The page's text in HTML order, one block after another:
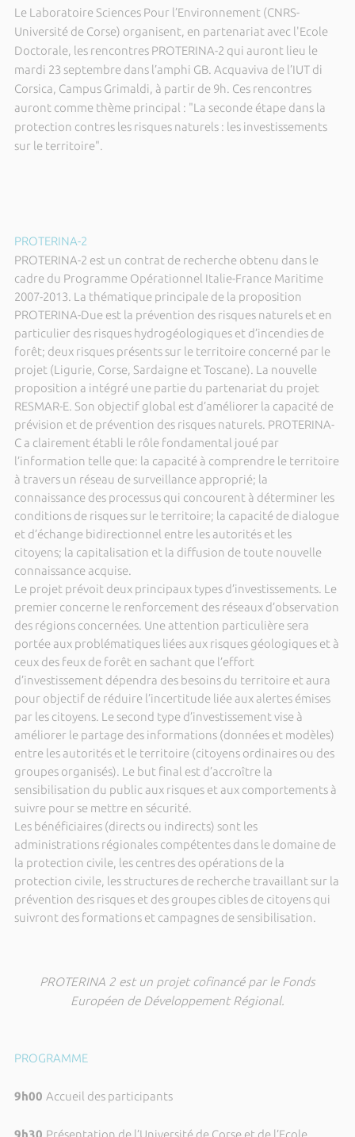
Le Laboratoire Sciences Pour l’Environnement (CNRS-
Université de Corse) organisent, en partenariat avec l'Ecole
Doctorale, les rencontres PROTERINA-2 qui auront lieu le
mardi 23 septembre dans l’amphi GB. Acquaviva de l’IUT di
Corsica, Campus Grimaldi, à partir de 9h. Ces rencontres
auront comme thème principal : "La seconde étape dans la
protection contres les risques naturels : les investissements
sur le territoire".
PROTERINA-2
PROTERINA-2 est un contrat de recherche obtenu dans le
cadre du Programme Opérationnel Italie-France Maritime
2007-2013. La thématique principale de la proposition
PROTERINA-Due est la prévention des risques naturels et en
particulier des risques hydrogéologiques et d’incendies de
forêt; deux risques présents sur le territoire concerné par le
projet (Ligurie, Corse, Sardaigne et Toscane). La nouvelle
proposition a intégré une partie du partenariat du projet
RESMAR-E. Son objectif global est d’améliorer la capacité de
prévision et de prévention des risques naturels. PROTERINA-
C a clairement établi le rôle fondamental joué par
l’information telle que: la capacité à comprendre le territoire
à travers un réseau de surveillance approprié; la
connaissance des processus qui concourent à déterminer les
conditions de risques sur le territoire; la capacité de dialogue
et d’échange bidirectionnel entre les autorités et les
citoyens; la capitalisation et la diffusion de toute nouvelle
connaissance acquise.
Le projet prévoit deux principaux types d’investissements. Le
premier concerne le renforcement des réseaux d’observation
des régions concernées. Une attention particulière sera
portée aux problématiques liées aux risques géologiques et à
ceux des feux de forêt en sachant que l’effort
d’investissement dépendra des besoins du territoire et aura
pour objectif de réduire l’incertitude liée aux alertes émises
par les citoyens. Le second type d’investissement vise à
améliorer le partage des informations (données et modèles)
entre les autorités et le territoire (citoyens ordinaires ou des
groupes organisés). Le but final est d’accroître la
sensibilisation du public aux risques et aux comportements à
suivre pour se mettre en sécurité.
Les bénéficiaires (directs ou indirects) sont les
administrations régionales compétentes dans le domaine de
la protection civile, les centres des opérations de la
protection civile, les structures de recherche travaillant sur la
prévention des risques et des groupes cibles de citoyens qui
suivront des formations et campagnes de sensibilisation.
PROTERINA 2 est un projet cofinancé par le Fonds
Européen de Développement Régional.
PROGRAMME
9h00 Accueil des participants
9h30 Présentation de l’Université de Corse et de l’Ecole